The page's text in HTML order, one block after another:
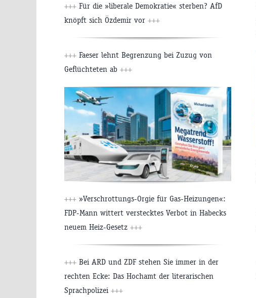
+++ Für die »liberale Demokratie« sterben? AfD
knöpft sich Özdemir vor +++
+++ Faeser lehnt Begrenzung bei Zuzug von
Geflüchteten ab +++
+++ »Verschrottungs-Orgie für Gas-Heizungen«:
FDP-Mann wittert verstecktes Verbot in Habecks
neuem Heiz-Gesetz +++
+++ Bei ARD und ZDF stehen Sie immer in der
rechten Ecke: Das Hochamt der literarischen
Sprachpolizei +++